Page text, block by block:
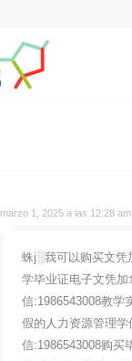
marzo 1, 2025 a las 12:28 am
蛛j░我可以购买文凭
学毕业证电子文凭加
信:1986543008教学
假的人力资源管理学
信:1986543008购买